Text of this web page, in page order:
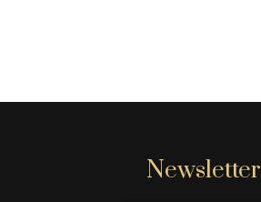
Newsletter